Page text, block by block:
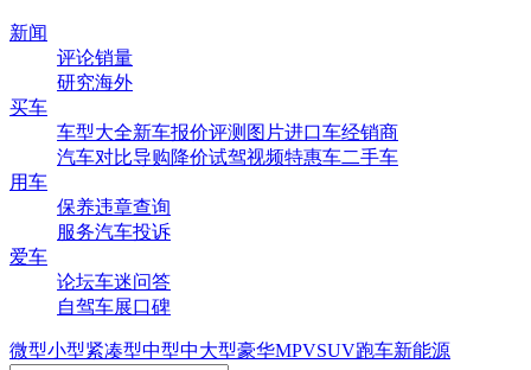
新闻
评论销量
研究海外
买车
车型大全新车报价评测 图片进口车经销商
汽车对比导购降价试驾视频特惠车二手车
用车
保养违章查询
服务汽车投诉
爱车
论坛车迷问答
自驾车展口碑
微型小型紧凑型中型中大型豪华MPVSUV跑车新能源